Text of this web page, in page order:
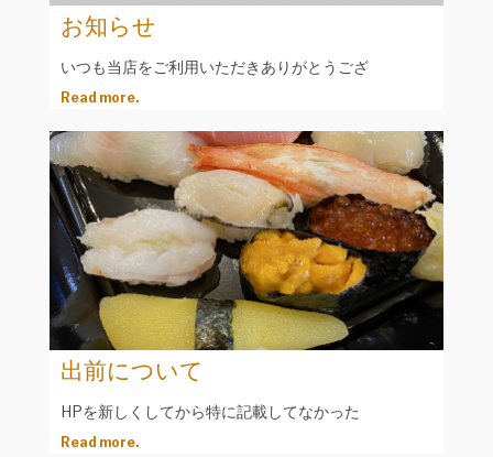
お知らせ
いつも当店をご利用いただきありがとうござ
Read more.
出前について
HPを新しくしてから特に記載してなかった
Read more.